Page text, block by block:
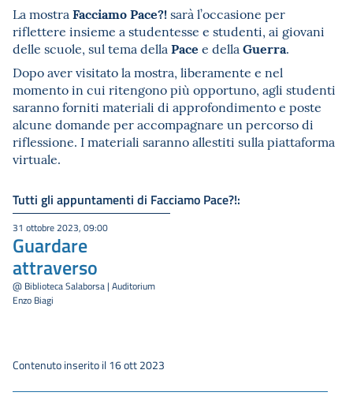
La mostra Facciamo Pace?!sarà l’occasione per
riflettere insieme a studentesse e studenti, ai giovani
delle scuole, sul tema della Pace e della Guerra.
Dopo aver visitato la mostra, liberamente e nel
momento in cui ritengono più opportuno, agli studenti
saranno forniti materiali di approfondimento e poste
alcune domande per accompagnare un percorso di
riflessione. I materiali saranno allestiti sulla piattaforma
virtuale.
Tutti gli appuntamenti di Facciamo Pace?!:
31 ottobre 2023, 09:00
Guardare
attraverso
@ Biblioteca Salaborsa | Auditorium
Enzo Biagi
Contenuto inserito il 16 ott 2023